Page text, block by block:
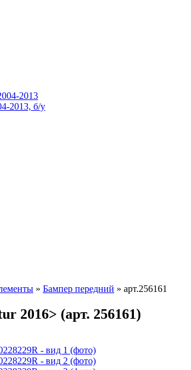
2013, б/у
» Бампер передний » арт.256161
2016> (арт. 256161)